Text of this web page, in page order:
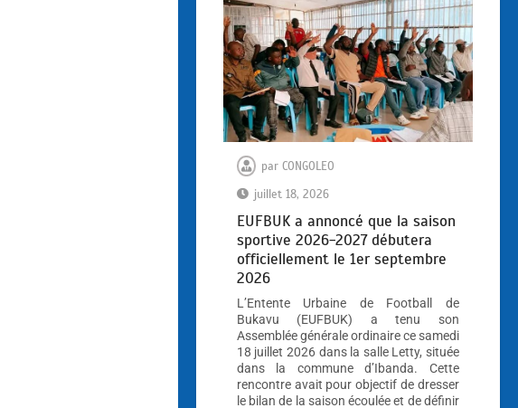
par CONGOLEO
juillet 18, 2026
EUFBUK a annoncé que la saison
sportive 2026-2027 débutera
officiellement le 1er septembre
2026
L’Entente Urbaine de Football de
Bukavu (EUFBUK) a tenu son
Assemblée générale ordinaire ce samedi
18 juillet 2026 dans la salle Letty, située
dans la commune d’Ibanda. Cette
rencontre avait pour objectif de dresser
le bilan de la saison écoulée et de définir